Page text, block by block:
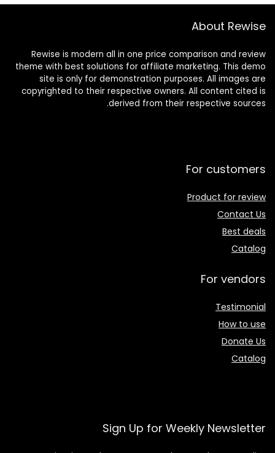
About Rewise
Rewise is modern all in one price comparison and review
theme with best solutions for affiliate marketing. This demo
site is only for demonstration purposes. All images are
copyrighted to their respective owners. All content cited is
derived from their respective sources.
For customers
Product for review
Contact Us
Best deals
Catalog
For vendors
Testimonial
How to use
Donate Us
Catalog
Sign Up for Weekly Newsletter